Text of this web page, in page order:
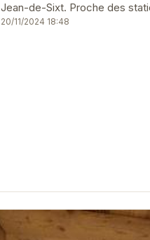
Jean-de-Sixt. Proche des
pour un séjour en montagne.
20/11/2024 18:48